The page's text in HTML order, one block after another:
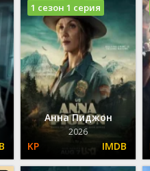
Анна Пиджон
2026
1 сезон 1 серия